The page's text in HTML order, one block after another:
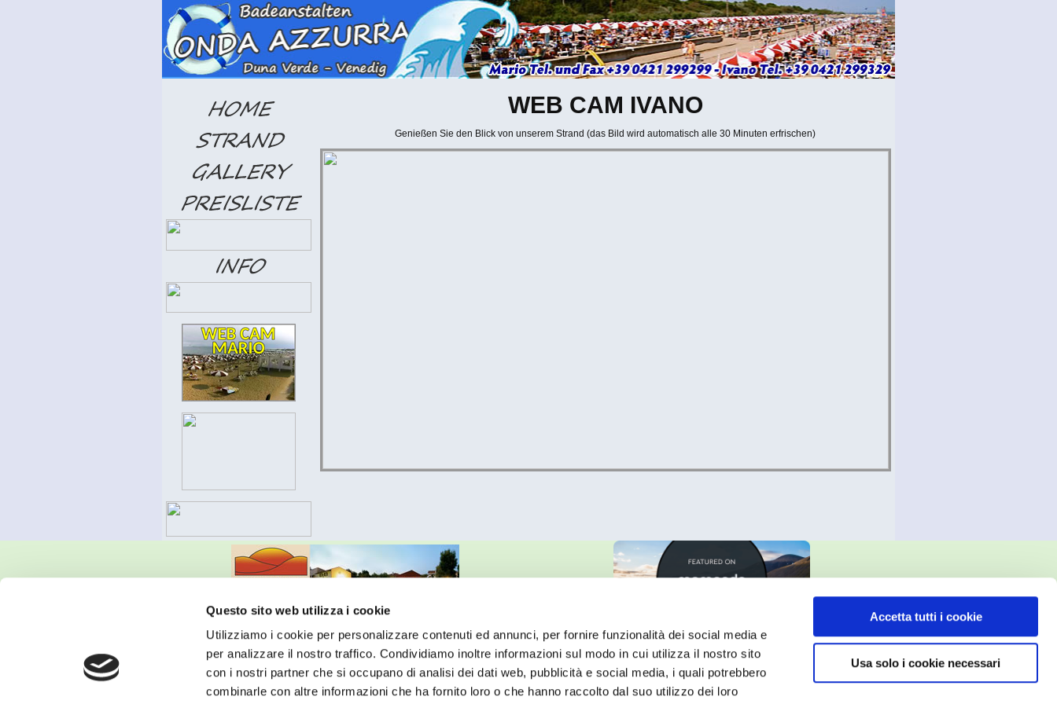
Questo sito web utilizza i cookie
Utilizziamo i cookie per personalizzare contenuti ed annunci, per fornire funzionalità dei social media e
per analizzare il nostro traffico. Condividiamo inoltre informazioni sul modo in cui utilizza il nostro sito
con i nostri partner che si occupano di analisi dei dati web, pubblicità e social media, i quali potrebbero
combinarle con altre informazioni che ha fornito loro o che hanno raccolto dal suo utilizzo dei loro
Accetta tutti i cookie
Usa solo i cookie necessari
WEB CAM IVANO
Genießen Sie den Blick von unserem Strand (das Bild wird automatisch alle 30 Minuten erfrischen)
© 2024 ONDA AZZURRA DI ZANETTI E C. S.N.C. - 30021 Duna Verde (Venezia) - P.IVA 01571790276
Mario Tel. und Fax +39 0421 299299 - Ivano Tel. +39 0421 299329 -info@onda-azzurra.com-Cookies Policy